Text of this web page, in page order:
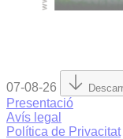
07-08-26
Presentació
Avís legal
Política de Privacitat